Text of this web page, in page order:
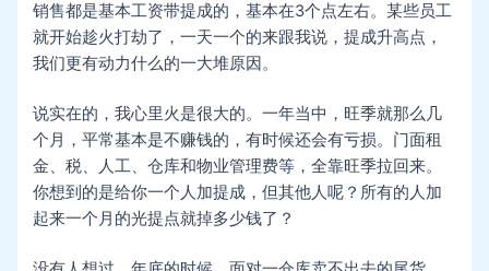
销售都是基本工资带提成的，基本在3个点左右。某些员工
就开始趁火打劫了，一天一个的来跟我说，提成升高点，
我们更有动力什么的一大堆原因。
说实在的，我心里火是很大的。一年当中，旺季就那么几
个月，平常基本是不赚钱的，有时候还会有亏损。门面租
金、税、人工、仓库和物业管理费等，全靠旺季拉回来。
你想到的是给你一个人加提成，但其他人呢？所有的人加
起来一个月的光提点就掉多少钱了？